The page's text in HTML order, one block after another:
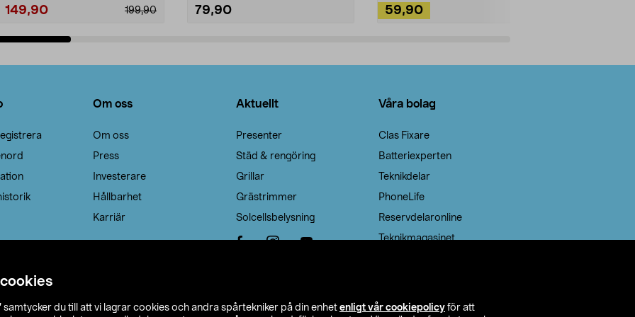
samtycker du till att vi lagrar cookies och andra spårtekniker på din enhet enligt vår cookiepolicy för att
199,90
149,90 79,90 59,90
Om oss
Om oss
Press
Investerare
Hållbarhet
Karriär
Aktuellt
Presenter
Städ & rengöring
Grillar
Grästrimmer
Solcellsbelysning
Våra bolag
Clas Fixare
Batteriexperten
Teknikdelar
PhoneLife
Reservdelaronline
Teknikmagasinet